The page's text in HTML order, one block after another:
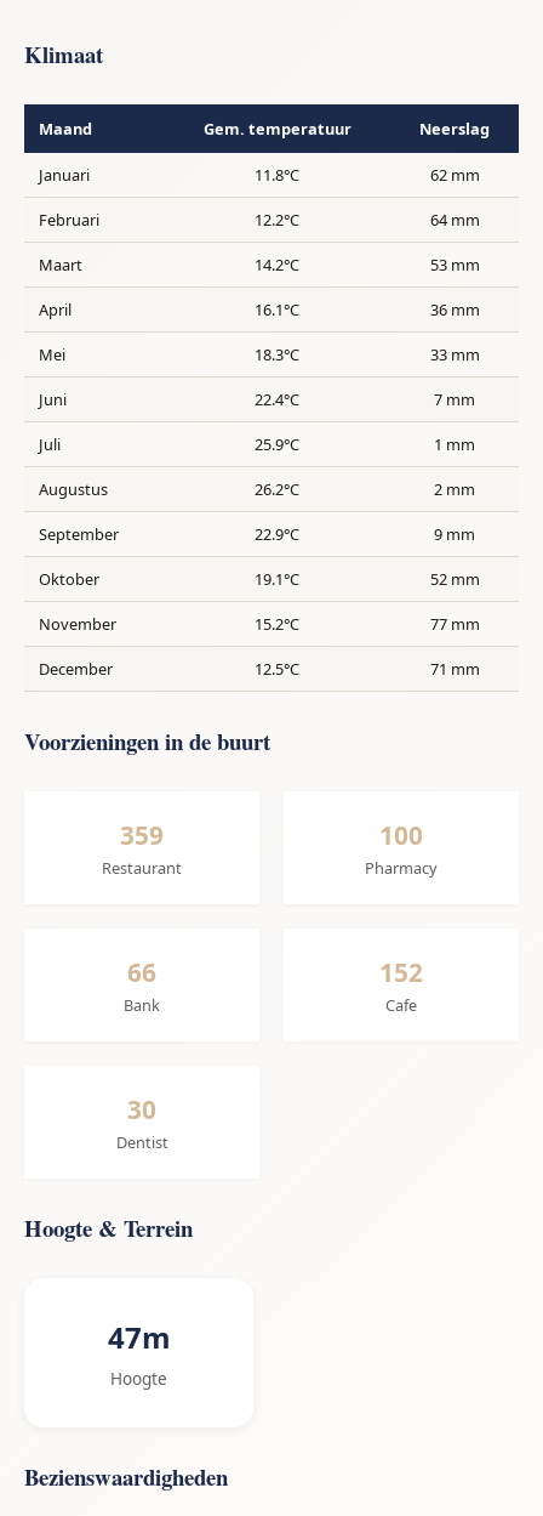
Klimaat
Maand Gem. temperatuur Neerslag
Januari 11.8°C 62 mm
Februari 12.2°C 64 mm
Maart 14.2°C 53 mm
April 16.1°C 36 mm
Mei 18.3°C 33 mm
Juni 22.4°C 7 mm
Juli 25.9°C 1 mm
Augustus 26.2°C 2 mm
September 22.9°C 9 mm
Oktober 19.1°C 52 mm
November 15.2°C 77 mm
December 12.5°C 71 mm
Voorzieningen in de buurt
359
Restaurant
100
Pharmacy
66
Bank
152
Cafe
30
Dentist
Hoogte & Terrein
47m
Hoogte
Bezienswaardigheden